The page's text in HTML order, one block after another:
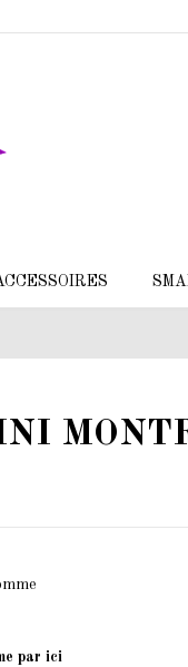
par ici